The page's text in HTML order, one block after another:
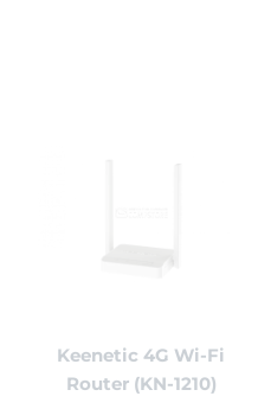
Keenetic 4G Wi-Fi
Router (KN-1210)